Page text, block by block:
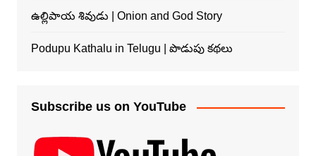
ఉల్లిపాయ శివుడు | Onion and God Story
Podupu Kathalu in Telugu | పొడుపు కథలు
Subscribe us on YouTube